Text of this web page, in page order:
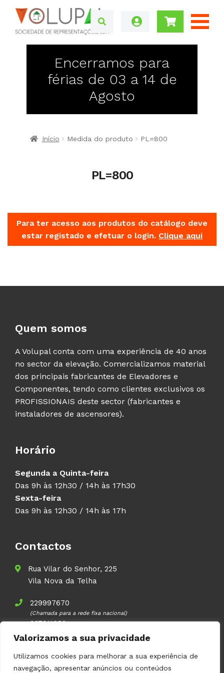
Valorizamos a sua privacidade
Utilizamos cookies para melhorar a sua experiência de
navegação, apresentar anúncios ou conteúdos
Encerramos para
férias de 03 a 14 de
Agosto
Início Medida do produto PL=800
PL=800
Para ter acesso aos produtos do catálogo deve
estar registado e efetuar o login. Clique aqui
Quem somos
A Volupal conta com uma experiência de 40 anos
no sector da elevação. Comercializamos material
dos principais fabricantes de Elevadores e
Componentes, tendo como clientes exclusivos os
PROFISSIONAIS deste sector (fabricantes e
instaladores de ascensores).
Horário
Segunda a Quinta-feira
Das 9h às 12h30 / 14h às 17h30
Sexta-feira
Das 9h às 12h30 / 14h às 17h
Contactos
Rua Vilar do Senhor, 225
Vila Nova da Telha
229997670
(Chamada para a rede fixa nacional)
937911083
(Chamada para a rede móvel nacional)
geral@volupal.pt